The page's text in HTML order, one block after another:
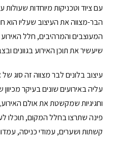
עם ציוד וטכניקות מיוחדות
הבר-מצווה את העיצוב שעליו הוא
המעוצבים והמרהיבים, חלל
שיעשיר את תוכן האירוע בגוונים
עיצוב בלונים לבר מצווה זה סוג
עליה באירועים שונים בעיקר
וחגיגיות שמקשטת את אולם
פינה שתרצו בחלל המקום, תוכלו
קשתות ושערים, עמודי כניסה,